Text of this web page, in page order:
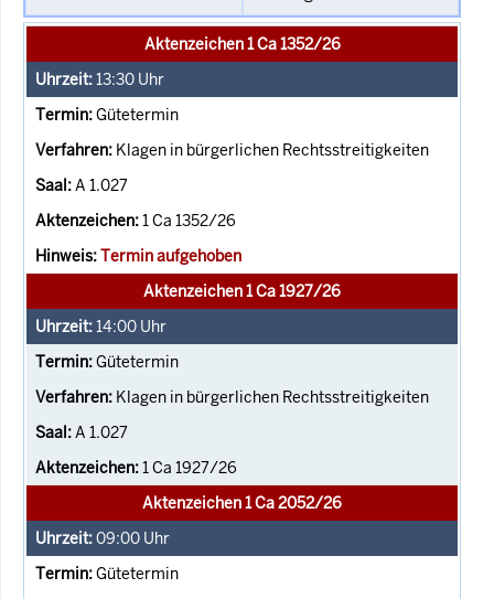
Aktenzeichen 1 Ca 1352/26
13:30 Uhr
Gütetermin
Klagen in bürgerlichen Rechtsstreitigkeiten
A 1.027
1 Ca 1352/26
Termin aufgehoben
Aktenzeichen 1 Ca 1927/26
14:00 Uhr
Gütetermin
Klagen in bürgerlichen Rechtsstreitigkeiten
A 1.027
1 Ca 1927/26
Aktenzeichen 1 Ca 2052/26
09:00 Uhr
Gütetermin